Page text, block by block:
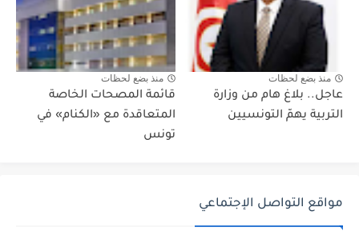
منذ بضع لحظات
عاجل.. بلاغ هام من وزارة
التربية يهمّ التونسيين
منذ بضع لحظات
قائمة المصحات الخاصة
المتعاقدة مع «الكنام» في
تونس
مواقع التواصل الإجتماعي